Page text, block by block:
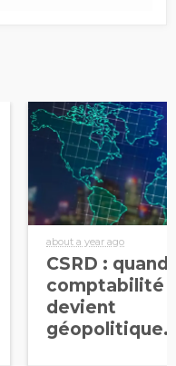
about a year ago
CSRD : quand
comptabilité
devient